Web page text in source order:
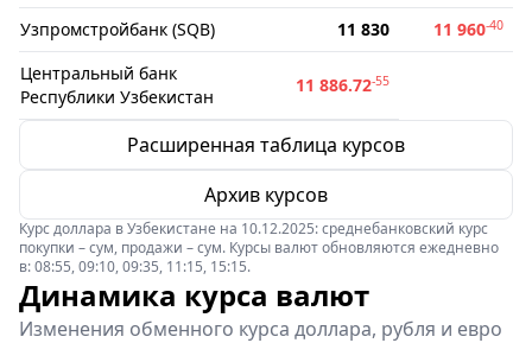
Узпромстройбанк (SQB) 11 830 11 960-40
Центральный банк
Республики Узбекистан
11 886.72-55
Расширенная таблица курсов
Архив курсов
Курс доллара в Узбекистане на 10.12.2025: среднебанковский курс
покупки – сум, продажи – сум. Курсы валют обновляются ежедневно
в: 08:55, 09:10, 09:35, 11:15, 15:15.
Динамика курса валют
Изменения обменного курса доллара, рубля и евро